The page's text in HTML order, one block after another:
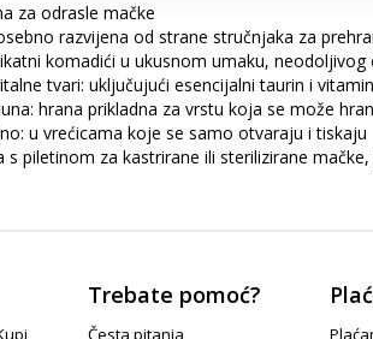
za odrasle mačke
razvijena od strane stručnjaka za
komadići u ukusnom umaku,
tvari: uključujući esencijalni taurin i
hrana prikladna za vrstu koja se može
u vrećicama koje se samo otvaraju i tiskaju
s piletinom za kastrirane ili sterilizirane
Trebate pomoć?
Česta pitanja